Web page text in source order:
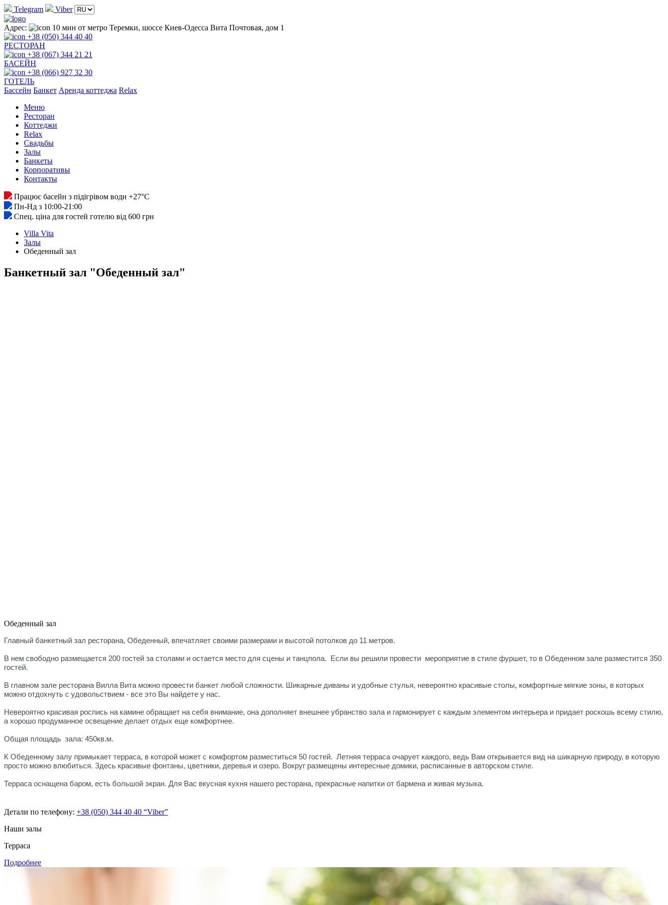
Telegram Viber
Адрес:
10 мин от метро Теремки, шоссе Киев-Одесса Вита Почтовая, дом 1
+38 (050) 344 40 40
РЕСТОРАН
+38 (067) 344 21 21
БАСЕЙН
+38 (066) 927 32 30
ГОТЕЛЬ
Басcейн Банкет Аренда коттеджа Relax
Меню
Ресторан
Коттеджи
Relax
Свадьбы
Залы
Банкеты
Корпоративы
Контакты
Працює басейн з підігрівом води +27°C
Пн-Нд з 10:00-21:00
Спец. ціна для гостей готелю від 600 грн
Villa Vita
Залы
Обеденный зал
Банкетный зал "Обеденный зал"
Обеденный зал
Главный банкетный зал ресторана, Обеденный, впечатляет своими размерами и высотой потолков до 11 метров.
В нем свободно размещается 200 гостей за столами и остается место для сцены и танцпола. Если вы решили провести мероприятие в стиле фуршет, то в Обеденном зале разместится 350
гостей.
В главном зале ресторана Вилла Вита можно провести банкет любой сложности. Шикарные диваны и удобные стулья, невероятно красивые столы, комфортные мягкие зоны, в которых
можно отдохнуть с удовольствием - все это Вы найдете у нас.
Невероятно красивая роспись на камине обращает на себя внимание, она дополняет внешнее убранство зала и гармонирует с каждым элементом интерьера и придает роскошь всему стилю,
а хорошо продуманное освещение делает отдых еще комфортнее.
Общая площадь зала: 450кв.м.
К Обеденному залу примыкает терраса, в которой может с комфортом разместиться 50 гостей. Летняя терраса очарует каждого, ведь Вам открывается вид на шикарную природу, в которую
просто можно влюбиться. Здесь красивые фонтаны, цветники, деревья и озеро. Вокруг размещены интересные домики, расписанные в авторском стиле.
Терраса оснащена баром, есть большой экран. Для Вас вкусная кухня нашего ресторана, прекрасные напитки от бармена и живая музыка.
Детали по телефону: +38 (050) 344 40 40 “Viber”
Наши залы
Терраса
Подробнее